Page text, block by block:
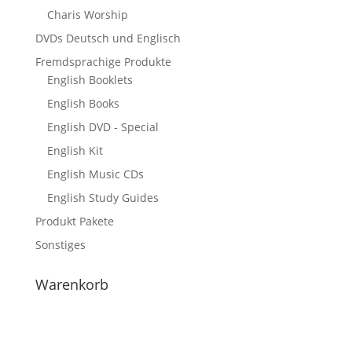
Charis Worship
DVDs Deutsch und Englisch
Fremdsprachige Produkte
English Booklets
English Books
English DVD - Special
English Kit
English Music CDs
English Study Guides
Produkt Pakete
Sonstiges
Warenkorb